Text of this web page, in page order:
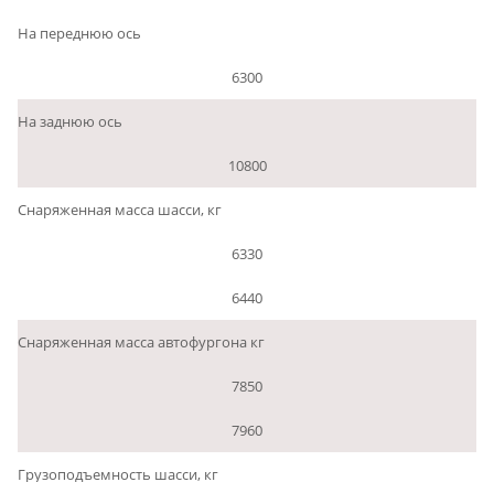
На переднюю ось
6300
На заднюю ось
10800
Снаряженная масса шасси, кг
6330
6440
Снаряженная масса автофургона кг
7850
7960
Грузоподъемность шасси, кг